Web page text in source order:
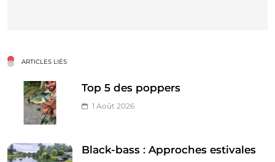
ARTICLES LIÉS
Top 5 des poppers
1 Août 2026
Black-bass : Approches estivales